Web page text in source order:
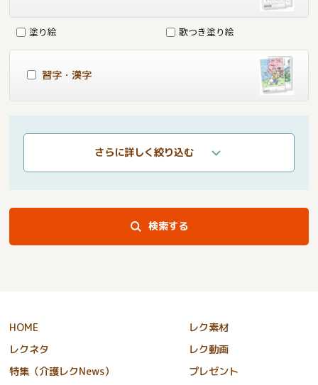
塗り絵 歌つき塗り絵
習字・漢字
さらに詳しく絞り込む
検索する
HOME
レク素材
レクネタ
レク動画
特集（介護レクNews）
プレゼント